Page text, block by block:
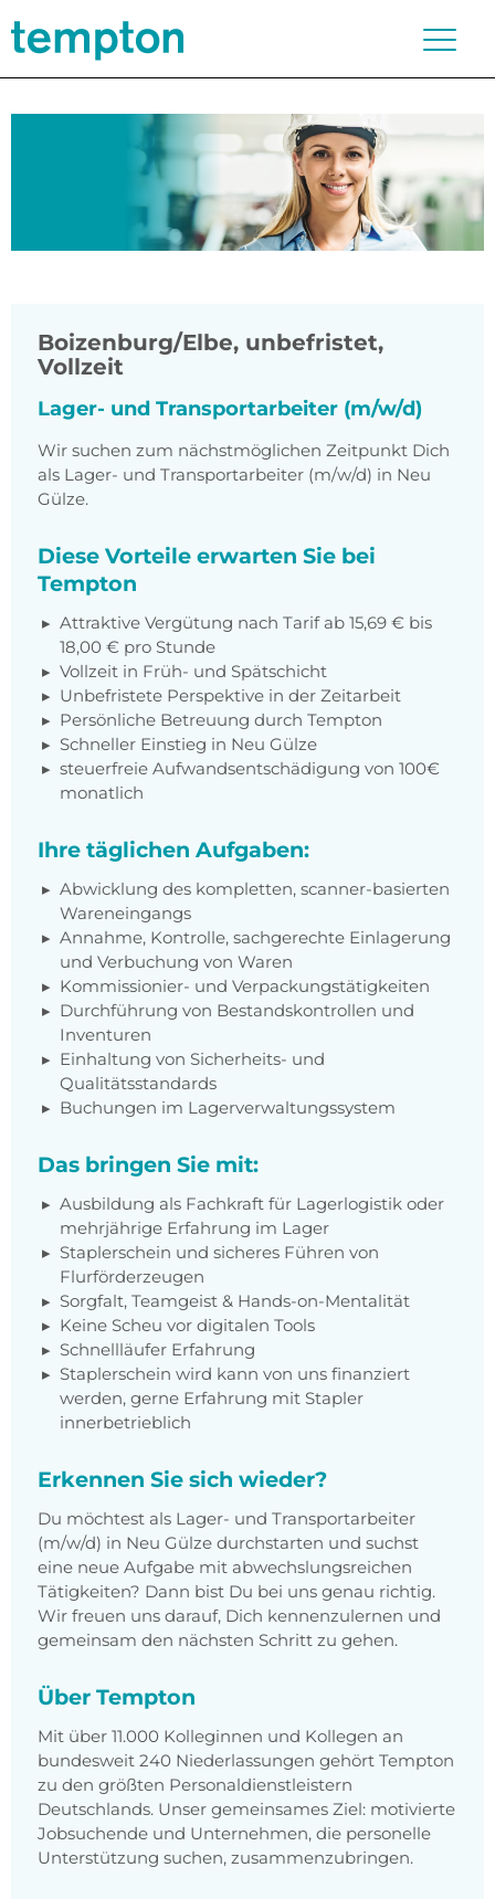
Boizenburg/Elbe, unbefristet,
Vollzeit
Lager- und Transportarbeiter (m/w/d)
Wir suchen zum nächstmöglichen Zeitpunkt Dich
als Lager- und Transportarbeiter (m/w/d) in Neu
Gülze.
Diese Vorteile erwarten Sie bei
Tempton
Attraktive Vergütung nach Tarif ab 15,69 € bis
18,00 € pro Stunde
Vollzeit in Früh- und Spätschicht
Unbefristete Perspektive in der Zeitarbeit
Persönliche Betreuung durch Tempton
Schneller Einstieg in Neu Gülze
steuerfreie Aufwandsentschädigung von 100€
monatlich
Ihre täglichen Aufgaben:
Abwicklung des kompletten, scanner-basierten
Wareneingangs
Annahme, Kontrolle, sachgerechte Einlagerung
und Verbuchung von Waren
Kommissionier- und Verpackungstätigkeiten
Durchführung von Bestandskontrollen und
Inventuren
Einhaltung von Sicherheits- und
Qualitätsstandards
Buchungen im Lagerverwaltungssystem
Das bringen Sie mit:
Ausbildung als Fachkraft für Lagerlogistik oder
mehrjährige Erfahrung im Lager
Staplerschein und sicheres Führen von
Flurförderzeugen
Sorgfalt, Teamgeist & Hands-on-Mentalität
Keine Scheu vor digitalen Tools
Schnellläufer Erfahrung
Staplerschein wird kann von uns finanziert
werden, gerne Erfahrung mit Stapler
innerbetrieblich
Erkennen Sie sich wieder?
Du möchtest als Lager- und Transportarbeiter
(m/w/d) in Neu Gülze durchstarten und suchst
eine neue Aufgabe mit abwechslungsreichen
Tätigkeiten? Dann bist Du bei uns genau richtig.
Wir freuen uns darauf, Dich kennenzulernen und
gemeinsam den nächsten Schritt zu gehen.
Über Tempton
Mit über 11.000 Kolleginnen und Kollegen an
bundesweit 240 Niederlassungen gehört Tempton
zu den größten Personaldienstleistern
Deutschlands. Unser gemeinsames Ziel: motivierte
Jobsuchende und Unternehmen, die personelle
Unterstützung suchen, zusammenzubringen.